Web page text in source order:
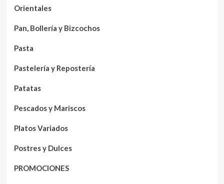
Orientales
Pan, Bollería y Bizcochos
Pasta
Pastelería y Repostería
Patatas
Pescados y Mariscos
Platos Variados
Postres y Dulces
PROMOCIONES